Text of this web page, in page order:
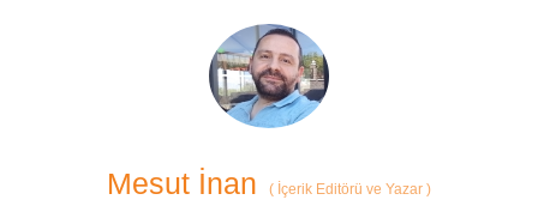
Mesut İnan ( İçerik Editörü ve Yazar )